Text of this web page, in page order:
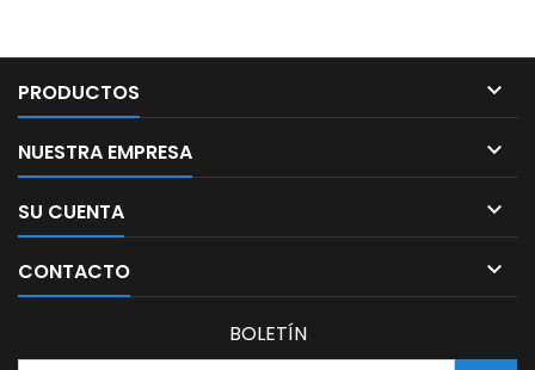
PRODUCTOS 
NUESTRA EMPRESA 
SU CUENTA 
CONTACTO 
BOLETÍN